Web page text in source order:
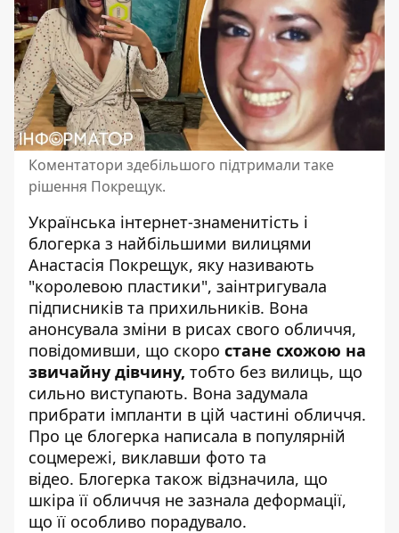
Коментатори здебільшого підтримали таке
рішення Покрещук.
Українська інтернет-знаменитість і
блогерка з найбільшими вилицями
Анастасія Покрещук, яку називають
"королевою пластики", заінтригувала
підписників та прихильників. Вона
анонсувала зміни в рисах свого обличчя,
повідомивши, що скоро стане схожою на
звичайну дівчину, тобто без вилиць, що
сильно виступають. Вона задумала
прибрати імпланти в цій частині обличчя.
Про це блогерка написала в популярній
соцмережі, виклавши фото та
відео. Блогерка також відзначила, що
шкіра її обличчя не зазнала деформації,
що її особливо порадувало.